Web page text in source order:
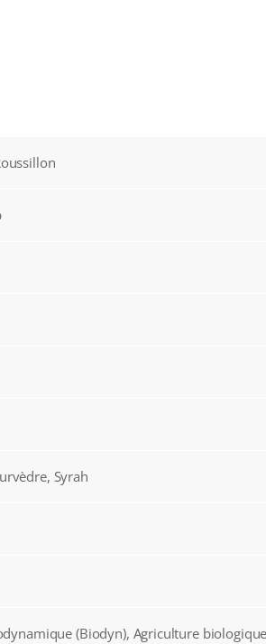
Syrah
(Biodyn), Agriculture